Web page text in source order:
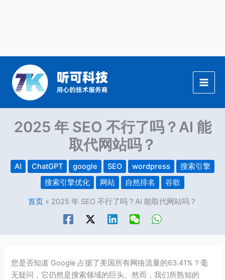
2025 年 SEO 不行了吗？AI 能
取代网站吗？
AI ChatGPT google SEO wordpress
搜索引擎
搜索引擎优化
网站 自然排名 谷歌
首页 2025 年 SEO 不行了吗？AI 能取代网站吗？
您是否知道 Google 占据了美国所有网络流量的63.41%？毫
无疑问，它仍然是搜索领域的巨头。然而，我们所熟知的